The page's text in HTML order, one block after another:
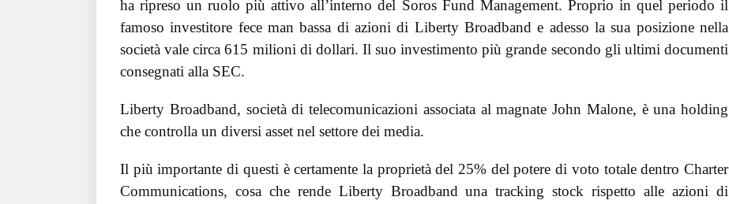
ha ripreso un ruolo più attivo all’interno del Soros Fund Management. Proprio in quel periodo il
famoso investitore fece man bassa di azioni di Liberty Broadband e adesso la sua posizione nella
società vale circa 615 milioni di dollari. Il suo investimento più grande secondo gli ultimi documenti
consegnati alla SEC.
Liberty Broadband, società di telecomunicazioni associata al magnate John Malone, è una holding
che controlla un diversi asset nel settore dei media.
Il più importante di questi è certamente la proprietà del 25% del potere di voto totale dentro Charter
Communications, cosa che rende Liberty Broadband una tracking stock rispetto alle azioni di